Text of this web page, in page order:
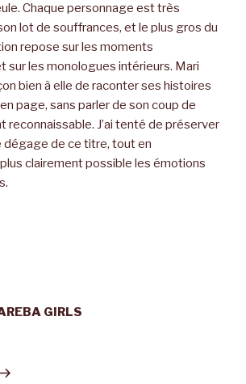
Chaque personnage est très
lot de souffrances, et le plus gros du
repose sur les moments
sur les monologues intérieurs. Mari
bien à elle de raconter ses histoires
page, sans parler de son coup de
reconnaissable. J’ai tenté de préserver
dégage de ce titre, tout en
clairement possible les émotions
GIRLS